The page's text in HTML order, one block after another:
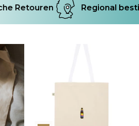
Retouren Regional